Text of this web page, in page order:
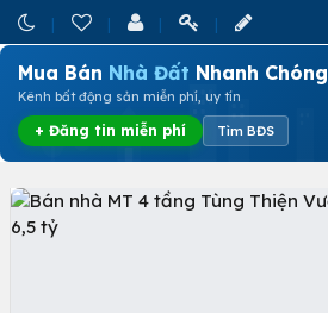
Mua Bán Nhà Đất Nhanh Chóng
Kênh bất động sản miễn phí, uy tín
+ Đăng tin miễn phí Tìm BĐS